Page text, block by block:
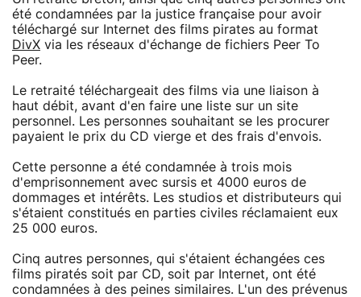
été condamnées par la justice française pour avoir
téléchargé sur Internet des films pirates au format
DivX via les réseaux d'échange de fichiers Peer To
Peer.
Le retraité téléchargeait des films via une liaison à
haut débit, avant d'en faire une liste sur un site
personnel. Les personnes souhaitant se les procurer
payaient le prix du CD vierge et des frais d'envois.
Cette personne a été condamnée à trois mois
d'emprisonnement avec sursis et 4000 euros de
dommages et intérêts. Les studios et distributeurs qui
s'étaient constitués en parties civiles réclamaient eux
25 000 euros.
Cinq autres personnes, qui s'étaient échangées ces
films piratés soit par CD, soit par Internet, ont été
condamnées à des peines similaires. L'un des prévenus